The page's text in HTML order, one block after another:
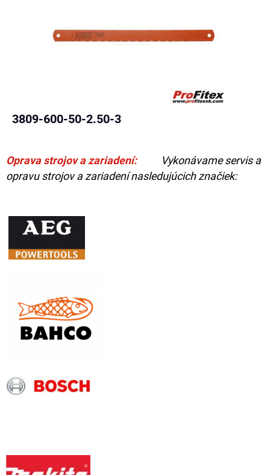
3809-600-50-2.50-3
Oprava strojov a zariadení:
Vykonávame servis a
opravu strojov a zariadení nasledujúcich značiek: